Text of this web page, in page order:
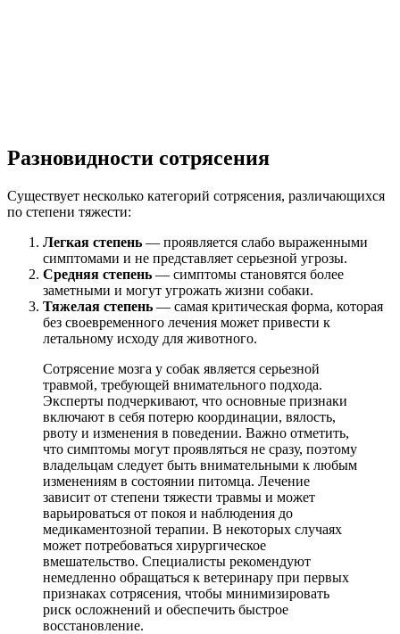
Разновидности сотрясения
Существует несколько категорий сотрясения, различающихся
по степени тяжести:
Легкая степень — проявляется слабо выраженными
симптомами и не представляет серьезной угрозы.
Средняя степень — симптомы становятся более
заметными и могут угрожать жизни собаки.
Тяжелая степень — самая критическая форма, которая
без своевременного лечения может привести к
летальному исходу для животного.
Сотрясение мозга у собак является серьезной
травмой, требующей внимательного подхода.
Эксперты подчеркивают, что основные признаки
включают в себя потерю координации, вялость,
рвоту и изменения в поведении. Важно отметить,
что симптомы могут проявляться не сразу, поэтому
владельцам следует быть внимательными к любым
изменениям в состоянии питомца. Лечение
зависит от степени тяжести травмы и может
варьироваться от покоя и наблюдения до
медикаментозной терапии. В некоторых случаях
может потребоваться хирургическое
вмешательство. Специалисты рекомендуют
немедленно обращаться к ветеринару при первых
признаках сотрясения, чтобы минимизировать
риск осложнений и обеспечить быстрое
восстановление.